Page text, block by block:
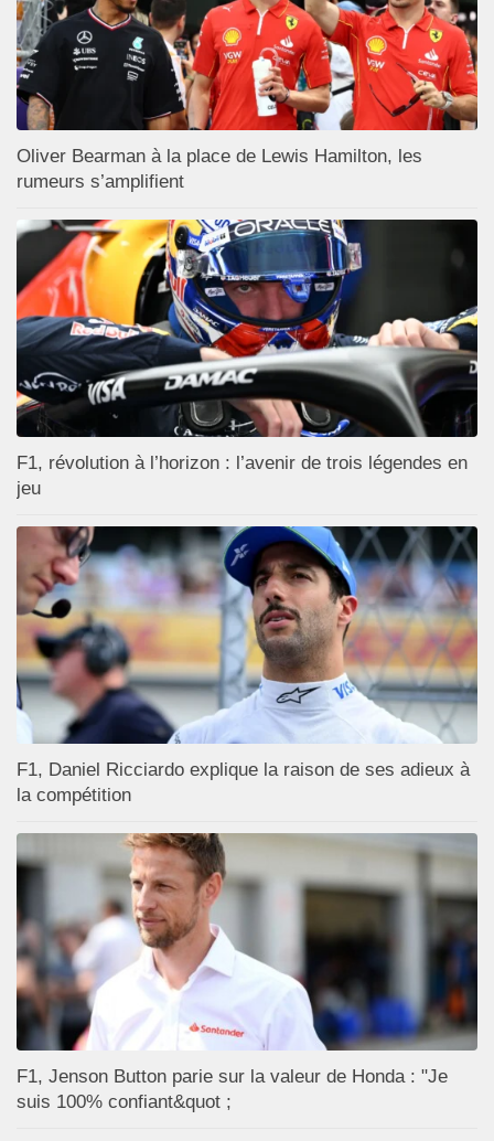
Oliver Bearman à la place de Lewis Hamilton, les
rumeurs s’amplifient
F1, révolution à l’horizon : l’avenir de trois légendes en
jeu
F1, Daniel Ricciardo explique la raison de ses adieux à
la compétition
F1, Jenson Button parie sur la valeur de Honda : "Je
suis 100% confiant&quot ;